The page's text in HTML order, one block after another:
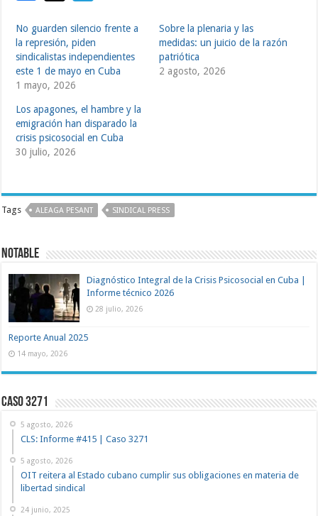
No guarden silencio frente a
la represión, piden
sindicalistas independientes
este 1 de mayo en Cuba
1 mayo, 2026
Sobre la plenaria y las
medidas: un juicio de la razón
patriótica
2 agosto, 2026
Los apagones, el hambre y la
emigración han disparado la
crisis psicosocial en Cuba
30 julio, 2026
Tags ALEAGA PESANT SINDICAL PRESS
NOTABLE
Diagnóstico Integral de la Crisis Psicosocial en Cuba |
Informe técnico 2026
28 julio, 2026
Reporte Anual 2025
14 mayo, 2026
Caso 3271
5 agosto, 2026
CLS: Informe #415 | Caso 3271
5 agosto, 2026
OIT reitera al Estado cubano cumplir sus obligaciones en materia de
libertad sindical
24 junio, 2025